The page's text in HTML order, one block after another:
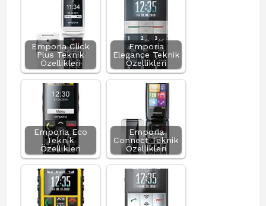
Emporia Click
Plus Teknik
Özellikleri
Emporia
Elegance Teknik
Özellikleri
Emporia Eco
Teknik
Özellikleri
Emporia
Connect Teknik
Özellikleri